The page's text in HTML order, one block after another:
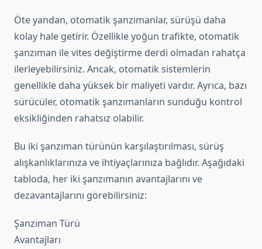
Öte yandan, otomatik şanzımanlar, sürüşü daha
kolay hale getirir. Özellikle yoğun trafikte, otomatik
şanzıman ile vites değiştirme derdi olmadan rahatça
ilerleyebilirsiniz. Ancak, otomatik sistemlerin
genellikle daha yüksek bir maliyeti vardır. Ayrıca, bazı
sürücüler, otomatik şanzımanların sunduğu kontrol
eksikliğinden rahatsız olabilir.
Bu iki şanzıman türünün karşılaştırılması, sürüş
alışkanlıklarınıza ve ihtiyaçlarınıza bağlıdır. Aşağıdaki
tabloda, her iki şanzımanın avantajlarını ve
dezavantajlarını görebilirsiniz:
Şanzıman Türü
Avantajları